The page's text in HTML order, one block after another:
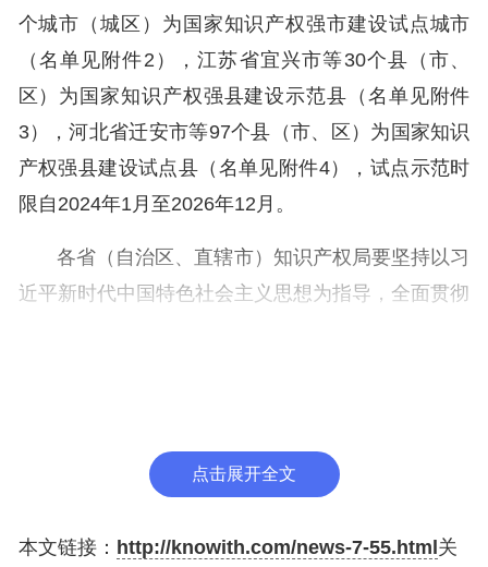
个城市（城区）为国家知识产权强市建设试点城市
（名单见附件2），江苏省宜兴市等30个县（市、
区）为国家知识产权强县建设示范县（名单见附件
3），河北省迁安市等97个县（市、区）为国家知识
产权强县建设试点县（名单见附件4），试点示范时
限自2024年1月至2026年12月。
各省（自治区、直辖市）知识产权局要坚持以习
近平新时代中国特色社会主义思想为指导，全面贯彻
国建设试点示范工作为重要抓手，加强工作指导和资
（市、区）建立联系指导工作机制，指导城市和县
点击展开全文
本文链接： http://knowith.com/news-7-55.html 关